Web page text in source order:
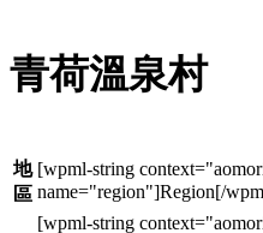
青荷溫泉村
地
區